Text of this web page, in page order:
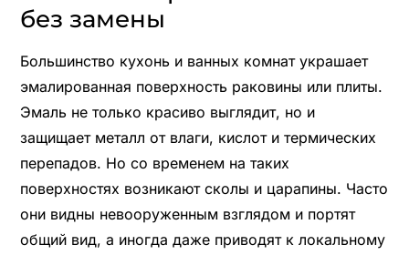
без замены
Большинство кухонь и ванных комнат украшает
эмалированная поверхность раковины или плиты.
Эмаль не только красиво выглядит, но и
защищает металл от влаги, кислот и термических
перепадов. Но со временем на таких
поверхностях возникают сколы и царапины. Часто
они видны невооруженным взглядом и портят
общий вид, а иногда даже приводят к локальному